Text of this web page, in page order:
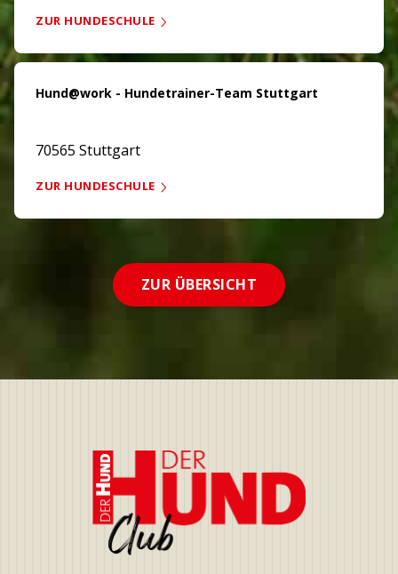
ZUR HUNDESCHULE
Hund@work - Hundetrainer-Team Stuttgart
70565 Stuttgart
ZUR HUNDESCHULE
ZUR ÜBERSICHT